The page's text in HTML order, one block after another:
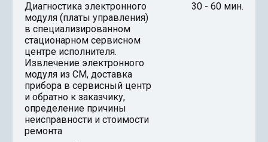
Диагностика электронного
модуля (платы управления)
в специализированном
стационарном сервисном
центре исполнителя.
Извлечение электронного
модуля из СМ, доставка
прибора в сервисный центр
и обратно к заказчику,
определение причины
неисправности и стоимости
ремонта
30 - 60 мин.